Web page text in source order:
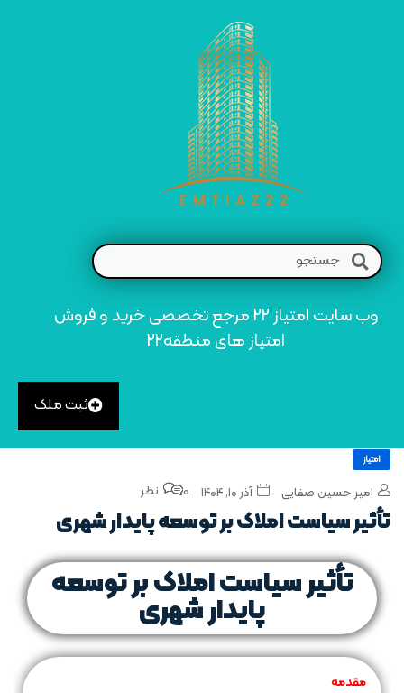
وب سایت امتیاز 22 مرجع تخصصی خرید و فروش
امتیاز های منطقه22
ثبت ملک
امتیاز
امیر حسین صفایی آذر ۱۰, ۱۴۰۴ 0 نظر
تأثیر سیاست‌ املاک بر توسعه پایدار شهری
تأثیر سیاست‌ املاک بر توسعه
پایدار شهری
مقدمه